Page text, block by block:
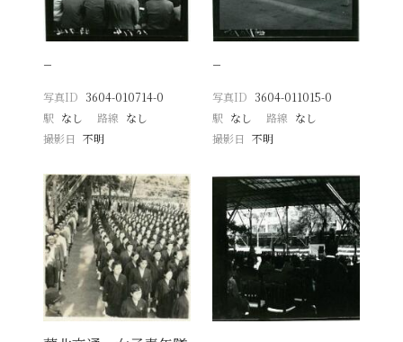
−
写真ID 3604-010714-0
駅 なし 路線 なし
撮影日
不明
−
写真ID 3604-011015-0
駅 なし 路線 なし
撮影日 不明